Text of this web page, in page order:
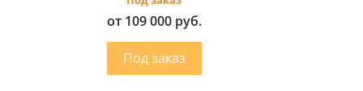
от 109 000 руб.